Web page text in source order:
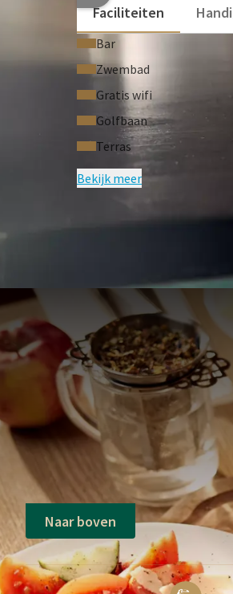
Faciliteiten
Bar
Zwembad
Gratis wifi
Golfbaan
Terras
Bekijk meer
Voorwaarden van
De prijzen van
Voor een 1-
Prijzen zijn op
Naar boven